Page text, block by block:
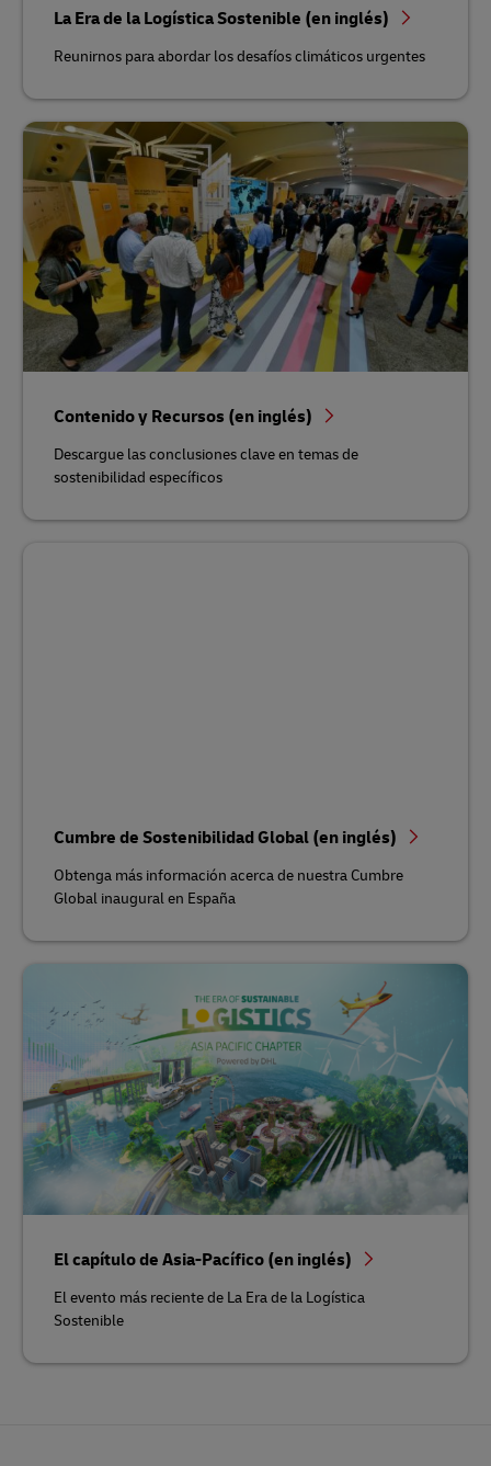
La Era de la Logística Sostenible (en inglés)
Reunirnos para abordar los desafíos climáticos urgentes
Contenido y Recursos (en inglés)
Descargue las conclusiones clave en temas de
sostenibilidad específicos
Cumbre de Sostenibilidad Global (en inglés)
Obtenga más información acerca de nuestra Cumbre
Global inaugural en España
El capítulo de Asia-Pacífico (en inglés)
El evento más reciente de La Era de la Logística
Sostenible